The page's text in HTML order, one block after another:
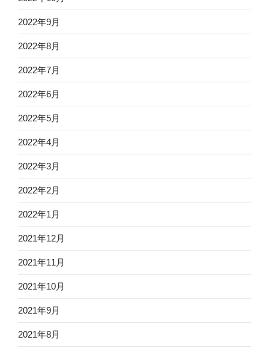
2022年9月
2022年8月
2022年7月
2022年6月
2022年5月
2022年4月
2022年3月
2022年2月
2022年1月
2021年12月
2021年11月
2021年10月
2021年9月
2021年8月